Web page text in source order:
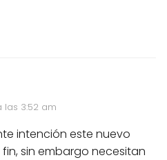
las 3:52 am
intención este nuevo
sin embargo necesitan